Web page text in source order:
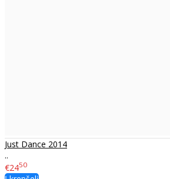
Just Dance 2014
..
€2450